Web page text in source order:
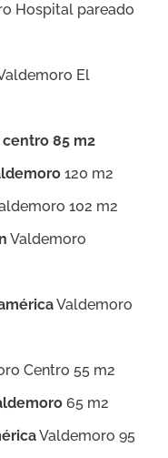
Hospital pareado
El
centro 85 m2
120 m2
102 m2
Valdemoro
Valdemoro
Centro 55 m2
65 m2
Valdemoro 95